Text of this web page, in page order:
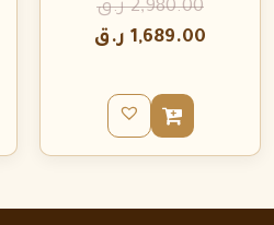
2,980.00 ر.ق
1,689.00 ر.ق